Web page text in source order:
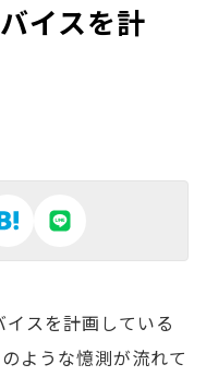
イスを計
スを計画している
ような憶測が流れて